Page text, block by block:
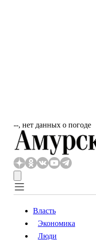
‐‐, нет данных о погоде
Власть
Власть
Экономика
Люди